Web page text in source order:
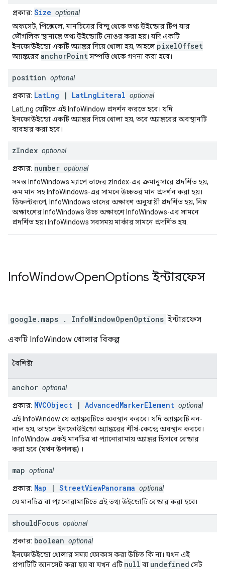
প্রকার: Size optional
অফসেট, পিক্সেলে, মানচিত্রের বিন্দু থেকে তথ্য উইন্ডোর টিপ যার
ভৌগলিক স্থানাঙ্কে তথ্য উইন্ডোটি নোঙর করা হয়। যদি একটি
ইনফোউইন্ডো একটি অ্যাঙ্কর দিয়ে খোলা হয়, তাহলে pixelOffset
অ্যাঙ্করেরanchorPointসম্পত্তি থেকে গণনা করা হবে।
position optional
প্রকার: LatLng | LatLngLiteral optional
LatLng যেটিতে এই InfoWindow প্রদর্শন করতে হবে। যদি
ইনফোউইন্ডো একটি অ্যাঙ্কর দিয়ে খোলা হয়, তবে অ্যাঙ্করের অবস্থানটি
ব্যবহার করা হবে।
zIndex optional
প্রকার: number optional
সমস্ত InfoWindows ম্যাপে তাদের zIndex-এর ক্রমানুসারে প্রদর্শিত হয়,
কম মান সহ InfoWindows-এর সামনে উচ্চতর মান প্রদর্শন করা হয়।
ডিফল্টরূপে, InfoWindows তাদের অক্ষাংশ অনুযায়ী প্রদর্শিত হয়, নিম্ন
অক্ষাংশের InfoWindows উচ্চ অক্ষাংশে InfoWindows-এর সামনে
প্রদর্শিত হয়। InfoWindows সবসময় মার্কার সামনে প্রদর্শিত হয়.
InfoWindowOpenOptions ইন্টারফেস
google.maps . InfoWindowOpenOptions ইন্টারফেস
একটি InfoWindow খোলার বিকল্প
বৈশিষ্ট্য
anchor optional
প্রকার: MVCObject | AdvancedMarkerElement optional
এই InfoWindow যে অ্যাঙ্করটিতে অবস্থান করবে। যদি অ্যাঙ্করটি নন-
নাল হয়, তাহলে ইনফোউইন্ডো অ্যাঙ্করের শীর্ষ-কেন্দ্রে অবস্থান করবে।
InfoWindow একই মানচিত্র বা প্যানোরামায় অ্যাঙ্কর হিসাবে রেন্ডার
করা হবে (যখন উপলব্ধ) ।
map optional
প্রকার: Map | StreetViewPanorama optional
যে মানচিত্র বা প্যানোরামাটিতে এই তথ্য উইন্ডোটি রেন্ডার করা হবে৷
shouldFocus optional
প্রকার: boolean optional
ইনফোউইন্ডো খোলার সময় ফোকাস করা উচিত কি না। যখন এই
প্রপার্টিটি আনসেট করা হয় বা যখন এটি null বা undefined সেট